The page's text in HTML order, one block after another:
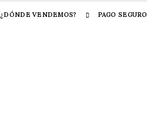
¿DÓNDE VENDEMOS? PAGO SEGURO